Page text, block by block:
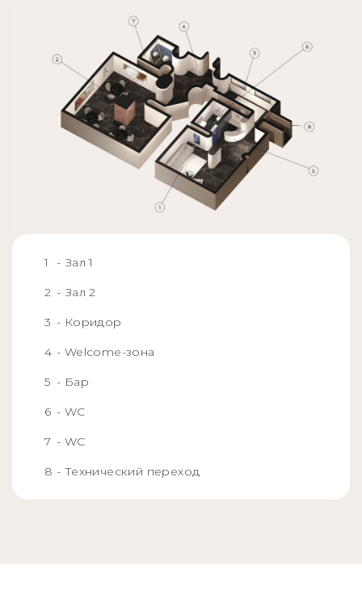
- Зал 1
- Зал 2
- Коридор
- Welcome-зона
- Бар
- WC
- WC
- Технический переход